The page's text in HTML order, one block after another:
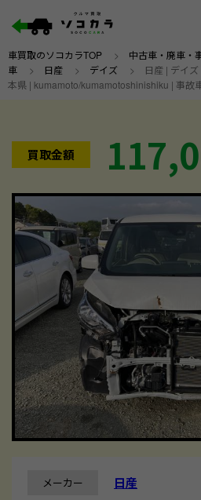
車買取のソコカラTOP > 中古車・廃車・
車 > 日産 > デイズ >
日産 | デイ
本県 | kumamoto/kumamotoshinishiku | 事故
買取金額
メーカー 日産